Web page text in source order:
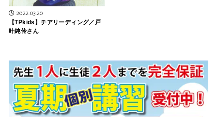
2022.03.20
【TPkids】チアリーディング／戸
叶純伶さん